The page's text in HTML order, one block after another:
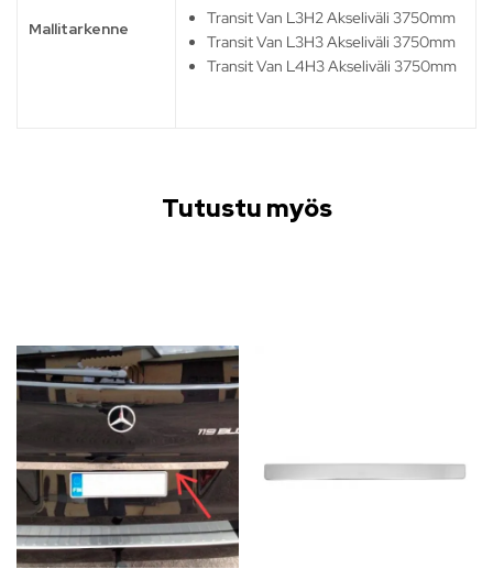
Mallitarkenne
Transit Van L3H2 Akseliväli 3750mm
Transit Van L3H3 Akseliväli 3750mm
Transit Van L4H3 Akseliväli 3750mm
Tutustu myös